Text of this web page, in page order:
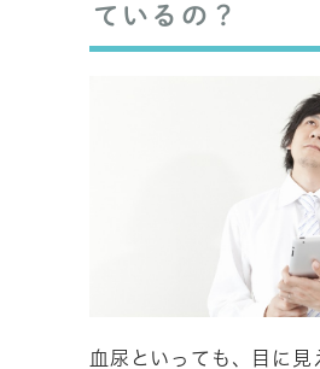
ているの？
血尿といっても、目に見